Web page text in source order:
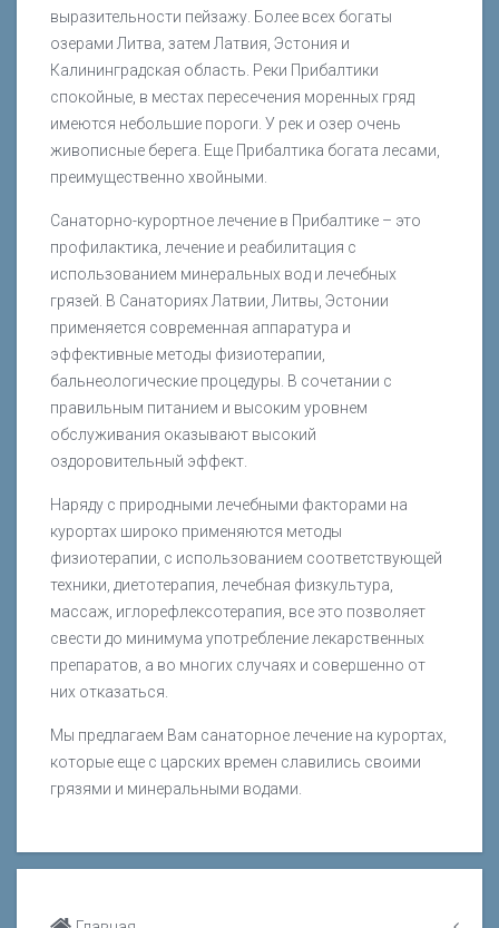
выразительности пейзажу. Более всех богаты
озерами Литва, затем Латвия, Эстония и
Калининградская область. Реки Прибалтики
спокойные, в местах пересечения моренных гряд
имеются небольшие пороги. У рек и озер очень
живописные берега. Еще Прибалтика богата лесами,
преимущественно хвойными.
Санаторно-курортное лечение в Прибалтике – это
профилактика, лечение и реабилитация с
использованием минеральных вод и лечебных
грязей. В Санаториях Латвии, Литвы, Эстонии
применяется современная аппаратура и
эффективные методы физиотерапии,
бальнеологические процедуры. В сочетании с
правильным питанием и высоким уровнем
обслуживания оказывают высокий
оздоровительный эффект.
Наряду с природными лечебными факторами на
курортах широко применяются методы
физиотерапии, с использованием соответствующей
техники, диетотерапия, лечебная физкультура,
массаж, иглорефлексотерапия, все это позволяет
свести до минимума употребление лекарственных
препаратов, а во многих случаях и совершенно от
них отказаться.
Мы предлагаем Вам санаторное лечение на курортах,
которые еще с царских времен славились своими
грязями и минеральными водами.